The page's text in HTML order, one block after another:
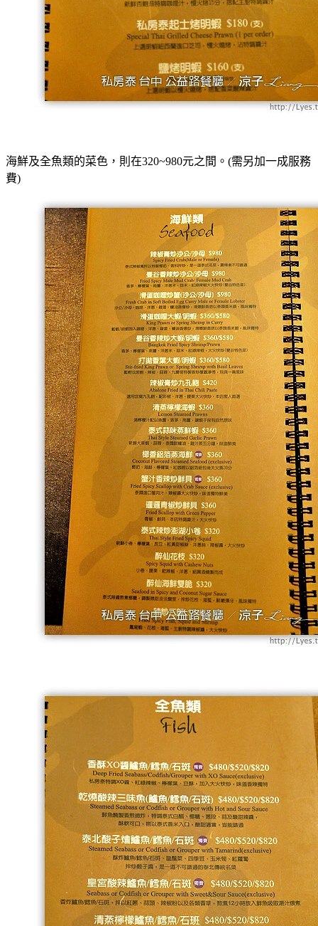
海鮮及全魚類的菜色，則在320~980元之間。 (需另加一成服務
費)